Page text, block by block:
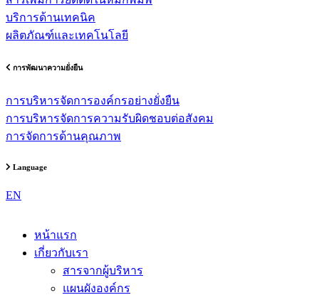
บริการด้านเทคนิค
ผลิตภัณฑ์และเทคโนโลยี
การพัฒนาความยั่งยืน
การบริหารจัดการองค์กรอย่างยั่งยืน
การบริหารจัดการความรับผิดชอบต่อสังคม
การจัดการด้านคุณภาพ
Language
EN
หน้าแรก
เกี่ยวกับเรา
สารจากผู้บริหาร
แผนผังองค์กร